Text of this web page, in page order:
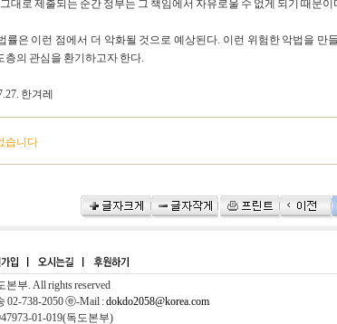
대로 제출되는 순간 정부는 그 책임에서 자유로울 수 없게 되기 때문이
률은 이런 점에서 더 악화될 것으로 예상된다. 이런 위험한 악법을 만
층의 관심을 환기하고자 한다.
한겨레
습니다
부. All rights reserved
02-738-2050 ⓔ-Mail :dokdo2058@korea.com
01-019(독도본부)